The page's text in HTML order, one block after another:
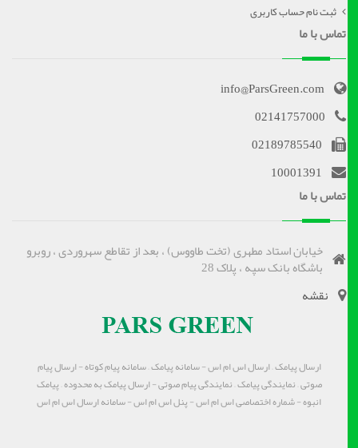
ثبت نام حساب کاربری
تماس با ما
info@ParsGreen.com
02141757000
02189785540
10001391
تماس با ما
خیابان استاد مطهری (تخت طاووس) ، بعد از تقاطع سهروردی ، روبرو
باشگاه بانک سپه ، پلاک 28
نقشه
ارسال پیامک – ارسال اس ام اس - سامانه پیامک – سامانه پیام کوتاه - ارسال پیام
صوتی – نمایندگی پیامک – نمایندگی پیام صوتی - ارسال پیامک به محدوده – پیامک
انبوه - شماره اختصاصی اس ام اس - پنل اس ام اس - سامانه ارسال اس ام اس